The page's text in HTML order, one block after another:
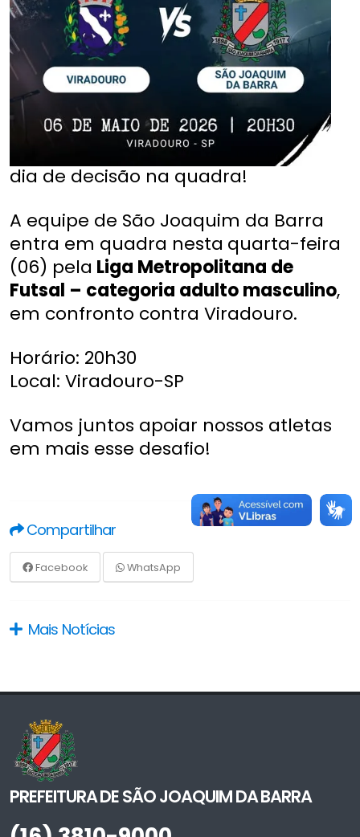
dia de decisão na quadra!
A equipe de São Joaquim da Barra
entra em quadra nesta quarta-feira
(06) pela Liga Metropolitana de
Futsal – categoria adulto masculino,
em confronto contra Viradouro.
Horário: 20h30
Local: Viradouro-SP
Vamos juntos apoiar nossos atletas
em mais esse desafio!
Compartilhar
Facebook WhatsApp
Mais Notícias
PREFEITURA DE SÃO JOAQUIM DA BARRA